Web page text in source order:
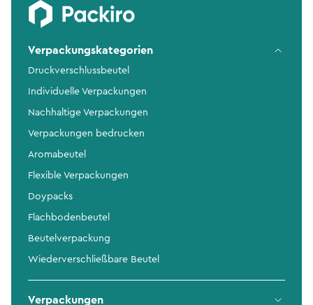
Verpackungskategorien
Druckverschlussbeutel
Individuelle Verpackungen
Nachhaltige Verpackungen
Verpackungen bedrucken
Aromabeutel
Flexible Verpackungen
Doypacks
Flachbodenbeutel
Beutelverpackung
Wiederverschließbare Beutel
Verpackungen